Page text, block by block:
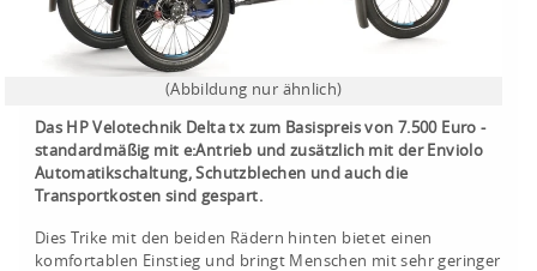
(Abbildung nur ähnlich)
Das HP Velotechnik Delta tx zum Basispreis von 7.500 Euro -
standardmäßig mit e:Antrieb und zusätzlich mit der Enviolo
Automatikschaltung, Schutzblechen und auch die
Transportkosten sind gespart.
Dies Trike mit den beiden Rädern hinten bietet einen
komfortablen Einstieg und bringt Menschen mit sehr geringer